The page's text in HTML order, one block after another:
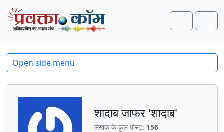
Skip to content
Skip to footer
Search
शादाब जाफर 'शादाब'
लेखक के कुल पोस्ट: 156
Open side menu